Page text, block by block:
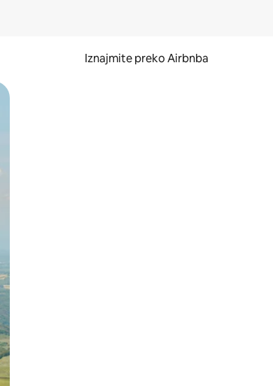
Iznajmite preko Airbnba
prstom po zaslonu.